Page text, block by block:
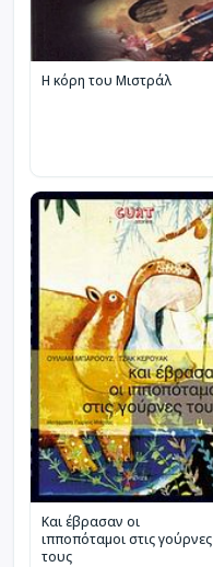
Η κόρη του Μιστράλ
Και έβρασαν οι
ιπποπόταμοι στις γούρνες
τους